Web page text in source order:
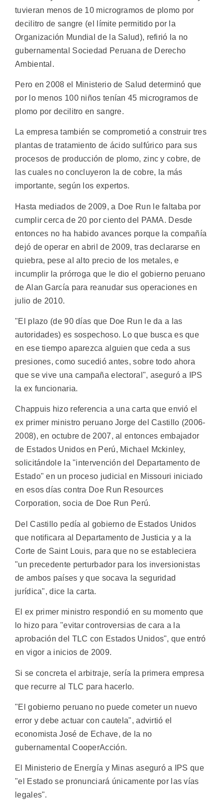
tuvieran menos de 10 microgramos de plomo por
decilitro de sangre (el límite permitido por la
Organización Mundial de la Salud), refirió la no
gubernamental Sociedad Peruana de Derecho
Ambiental.
Pero en 2008 el Ministerio de Salud determinó que
por lo menos 100 niños tenían 45 microgramos de
plomo por decilitro en sangre.
La empresa también se comprometió a construir tres
plantas de tratamiento de ácido sulfúrico para sus
procesos de producción de plomo, zinc y cobre, de
las cuales no concluyeron la de cobre, la más
importante, según los expertos.
Hasta mediados de 2009, a Doe Run le faltaba por
cumplir cerca de 20 por ciento del PAMA. Desde
entonces no ha habido avances porque la compañía
dejó de operar en abril de 2009, tras declararse en
quiebra, pese al alto precio de los metales, e
incumplir la prórroga que le dio el gobierno peruano
de Alan García para reanudar sus operaciones en
julio de 2010.
"El plazo (de 90 días que Doe Run le da a las
autoridades) es sospechoso. Lo que busca es que
en ese tiempo aparezca alguien que ceda a sus
presiones, como sucedió antes, sobre todo ahora
que se vive una campaña electoral", aseguró a IPS
la ex funcionaria.
Chappuis hizo referencia a una carta que envió el
ex primer ministro peruano Jorge del Castillo (2006-
2008), en octubre de 2007, al entonces embajador
de Estados Unidos en Perú, Michael Mckinley,
solicitándole la "intervención del Departamento de
Estado" en un proceso judicial en Missouri iniciado
en esos días contra Doe Run Resources
Corporation, socia de Doe Run Perú.
Del Castillo pedía al gobierno de Estados Unidos
que notificara al Departamento de Justicia y a la
Corte de Saint Louis, para que no se estableciera
"un precedente perturbador para los inversionistas
de ambos países y que socava la seguridad
jurídica", dice la carta.
El ex primer ministro respondió en su momento que
lo hizo para "evitar controversias de cara a la
aprobación del TLC con Estados Unidos", que entró
en vigor a inicios de 2009.
Si se concreta el arbitraje, sería la primera empresa
que recurre al TLC para hacerlo.
"El gobierno peruano no puede cometer un nuevo
error y debe actuar con cautela", advirtió el
economista José de Echave, de la no
gubernamental CooperAcción.
El Ministerio de Energía y Minas aseguró a IPS que
"el Estado se pronunciará únicamente por las vías
legales".